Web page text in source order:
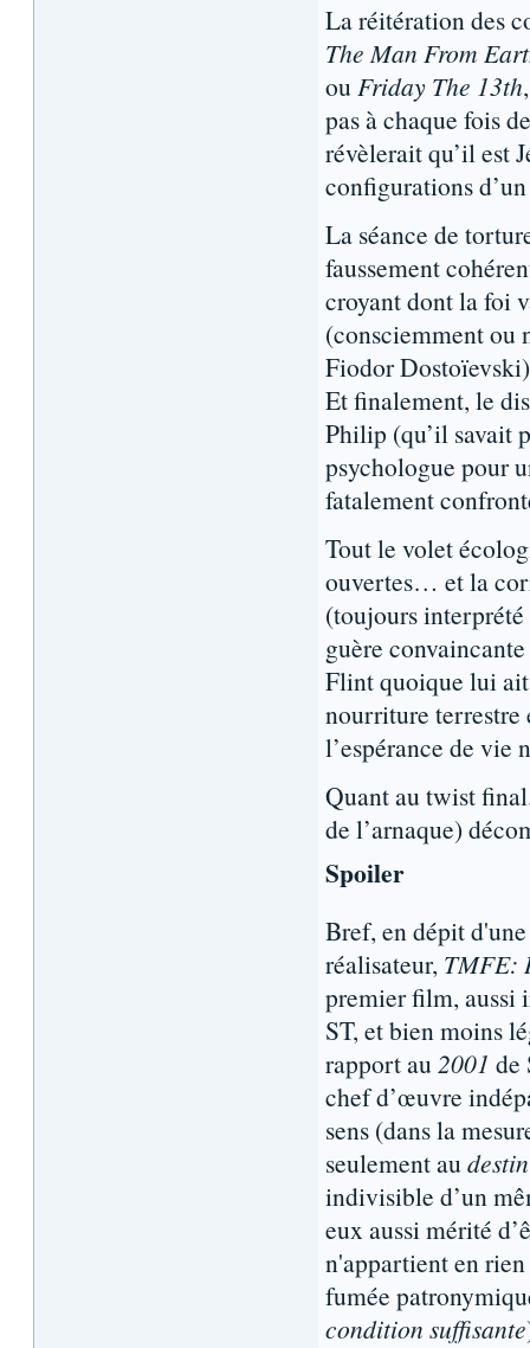
La réitération des
The Man From
ou Friday The 13th
pas à chaque fois
révèlerait qu’il est
configurations
La séance de
faussement
croyant dont la foi
(consciemment ou
Fiodor
Et finalement, le
Philip (qu’il savait
psychologue pour
fatalement
Tout le volet
ouvertes… et la
(toujours interprété
guère
Flint quoique lui ait
nourriture terrestre
l’espérance de vie
Quant au twist
de l’arnaque)
Spoiler
Bref, en dépit
réalisateur, TMFE:
premier film, aussi
ST, et bien moins
rapport au 2001 de
chef d’œuvre
sens (dans la
seulement au
indivisible d’un
eux aussi mérité
n'appartient en
fumée
condition suffisante